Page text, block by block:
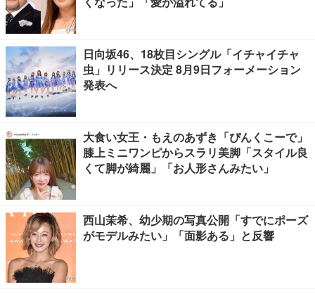
日向坂46、18枚目シングル「イチャイチャ
虫」リリース決定 8月9日フォーメーション
発表へ
大食い女王・もえのあずき「ぴんくこーで」
膝上ミニワンピからスラリ美脚「スタイル良
くて脚が綺麗」「お人形さんみたい」
西山茉希、幼少期の写真公開「すでにポーズ
がモデルみたい」「面影ある」と反響